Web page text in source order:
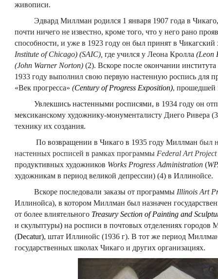
живописи.
Эдвард Миллман родился 1 января 1907 года в Чикаго,
почти ничего не известно, кроме того, что у него рано
способности, и уже в 1923 году он был принят в
Institute of Chicago) (SAIC), где учился у Леона Кролла (Leon
(John Warner Norton) (2). Вскоре после окончании
1933 году выполнил свою первую настенную роспись для
«Век прогресса» (Century of Progress Exposition), прошедшей
Увлекшись настенными росписями, в 1934 году он
мексиканскому художнику-монументалисту Диего Ривера
технику их создания.
По возвращении в Чикаго в 1935 году Миллман был
настенных росписей в рамках программы Federal Art Project
продуктивных художников Works Progress Administration (
художникам в период великой депрессии) (4) в Иллинойсе.
Вскоре последовали заказы от программы Illinois Art
Иллинойса), в котором Миллман был назначен
от более влиятельного Treasury Section of Painting and
и скульптуры) на росписи в почтовых отделениях городов
(Decatur), штат Иллинойс (1936 г). В тот же период
государственных школах Чикаго и других организациях.